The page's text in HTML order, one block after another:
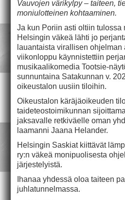
Vauvojen värikylpy – taiteen,
moniulotteinen kohtaaminen.
Ja kun Poriin asti oltiin tulossa
Helsingin väkeä lähti jo
lauantaista virallisen ohjelman
viikonloppu käynnistettiin
musikaalikomedia Tootsie-
sunnuntaina Satakunnan v.
oikeustalon uusiin tiloihin.
Oikeustalon käräjäoikeuden
taideteostoimikunnan
jaksavalle retkiväelle oman
laamanni Jaana Helander.
Helsingin Saskiat kiittävät
ry:n väkeä monipuolisesta
järjestelyistä.
Ihanaa yhdessä oloa taiteen
juhlatunnelmassa.